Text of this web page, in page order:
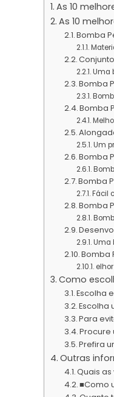
As 10
As 10
Bomba
Uma
Bomba
Bomba
Um
Bomba
Bomba
Fácil
Bomba
Uma
Bomba
Como
Escolha
Escolha
Para
Procure
Prefira
Outras
Quais
■Como